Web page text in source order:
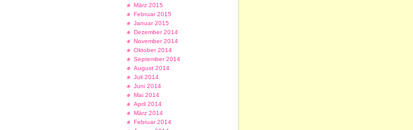
März 2015
Februar 2015
Januar 2015
Dezember 2014
November 2014
Oktober 2014
September 2014
August 2014
Juli 2014
Juni 2014
Mai 2014
April 2014
März 2014
Februar 2014